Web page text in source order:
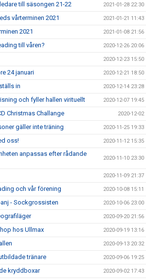
till säsongen 21-22 2021-01-28 22:30
vårterminen 2021 2021-01-21 11:43
2021 2021-01-08 21:56
till våren? 2020-12-26 20:06
2020-12-23 15:50
24 januari 2020-12-21 18:50
in 2020-12-14 23:28
och fyller hallen virituellt 2020-12-07 19:45
Christmas Challange 2020-12-02
gäller inte träning 2020-11-25 19:33
oss! 2020-11-12 15:35
anpassas efter rådande
2020-11-10 23:30
2020-11-09 21:37
och vår förening 2020-10-08 15:11
- Sockgrossisten 2020-10-06 23:00
2020-09-20 21:56
hos Ullmax 2020-09-19 13:16
2020-09-13 20:32
tränare 2020-09-06 19:25
kryddboxar 2020-09-02 17:43